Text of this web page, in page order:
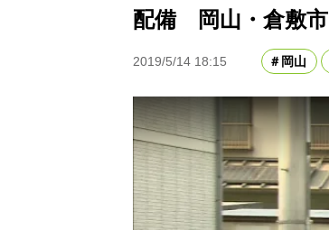
配備 岡山・倉敷市
2019/5/14 18:15 岡山